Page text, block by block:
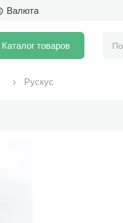
Валюта
Каталог товаров
Рускус